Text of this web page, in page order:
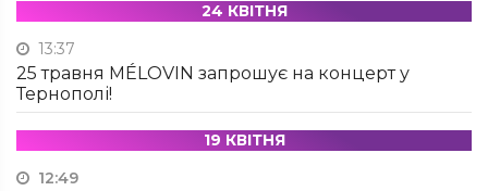
24 КВІТНЯ
13:37
25 травня MÉLOVIN запрошує на концерт у
Тернополі!
19 КВІТНЯ
12:49